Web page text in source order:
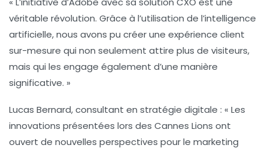
véritable révolution. Grâce à l’utilisation de l’intelligence
artificielle, nous avons pu créer une expérience client
sur-mesure qui non seulement attire plus de visiteurs,
mais qui les engage également d’une manière
significative. »
Lucas Bernard, consultant en stratégie digitale : « Les
innovations présentées lors des Cannes Lions ont
ouvert de nouvelles perspectives pour le marketing